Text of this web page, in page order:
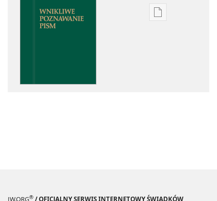
Ustawienia
JW.ORG® / OFICJALNY SERWIS INTERNETOWY ŚWIADKÓW